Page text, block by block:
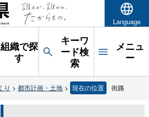
Language
組織で探
す
キーワ
ード検
索
メニュ
ー
り > 都市計画・土地> 現在の位置 街路